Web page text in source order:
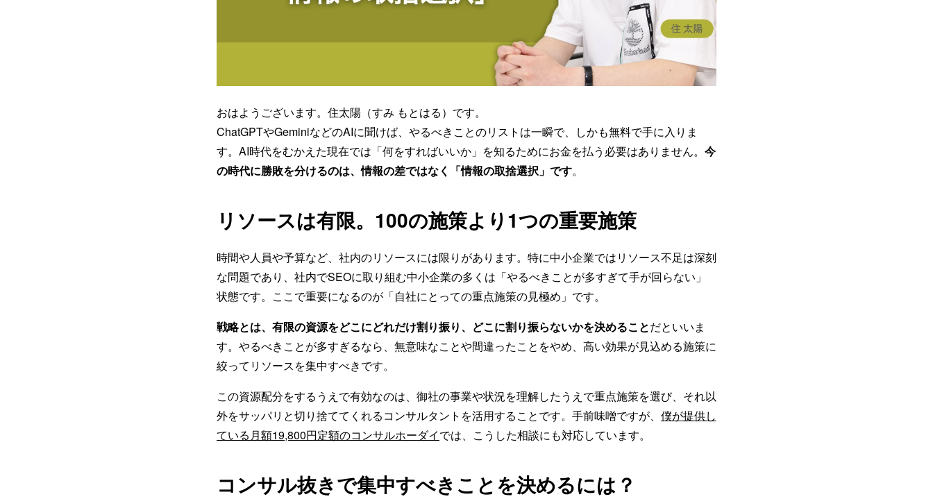
おはようございます。住太陽（すみ もとはる）です。
ChatGPTやGeminiなどのAIに聞けば、やるべきことのリストは一瞬で、しかも無料で手に入りま
す。AI時代をむかえた現在では「何をすればいいか」を知るためにお金を払う必要はありません。 今
の時代に勝敗を分けるのは、情報の差ではなく「情報の取捨選択」です。
リソースは有限。100の施策より1つの重要施策
時間や人員や予算など、社内のリソースには限りがあります。特に中小企業ではリソース不足は深刻
な問題であり、社内でSEOに取り組む中小企業の多くは「やるべきことが多すぎて手が回らない」
状態です。ここで重要になるのが「自社にとっての重点施策の見極め」です。
戦略とは、有限の資源をどこにどれだけ割り振り、どこに割り振らないかを決めることだといいま
す。やるべきことが多すぎるなら、無意味なことや間違ったことをやめ、高い効果が見込める施策に
絞ってリソースを集中すべきです。
この資源配分をするうえで有効なのは、御社の事業や状況を理解したうえで重点施策を選び、それ以
外をサッパリと切り捨ててくれるコンサルタントを活用することです。手前味噌ですが、 僕が提供し
ている月額19,800円定額のコンサルホーダイでは、こうした相談にも対応しています。
コンサル抜きで集中すべきことを決めるには？